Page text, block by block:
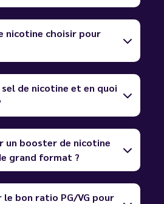
nicotine choisir pour
sel de nicotine et en quoi
un booster de nicotine
grand format ?
le bon ratio PG/VG pour